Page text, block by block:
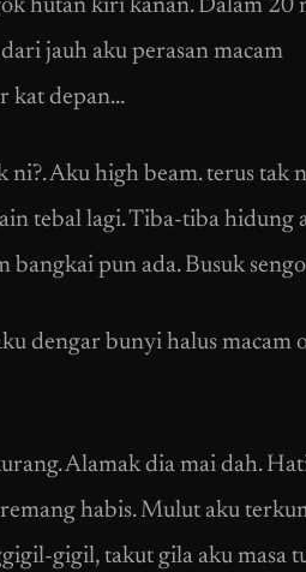
hutan kiri kanan. Dalam 20
jauh aku perasan macam
kat depan…
ni?. Aku high beam. terus tak
tebal lagi. Tiba-tiba hidung
bangkai pun ada. Busuk
dengar bunyi halus macam
Alamak dia mai dah.
habis. Mulut aku
gigil, takut gila aku masa